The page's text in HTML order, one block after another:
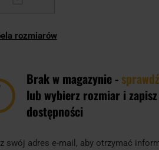
rozmiarów
Brak w magazynie -
lub wybierz rozmiar i
dostępności
swój adres e-mail, aby otrzymać